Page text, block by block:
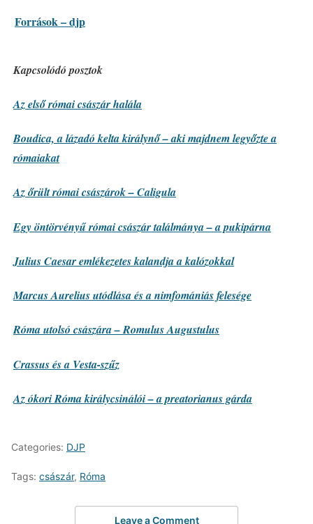
Források – djp
Kapcsolódó posztok
Az első római császár halála
Boudica, a lázadó kelta királynő – aki majdnem legyőzte a
rómaiakat
Az őrült római császárok – Caligula
Egy öntörvényű római császár találmánya – a pukipárna
Julius Caesar emlékezetes kalandja a kalózokkal
Marcus Aurelius utódlása és a nimfomániás felesége
Róma utolsó császára – Romulus Augustulus
Crassus és a Vesta-szűz
Az ókori Róma királycsinálói – a preatorianus gárda
Categories: DJP
Tags: császár, Róma
Leave a Comment